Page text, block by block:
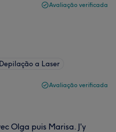
Avaliação verificada
Depilação a Laser
Avaliação verificada
Olga puis Marisa. J'y